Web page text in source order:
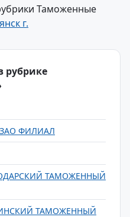
Таможенные
г.
рубрике
ФИЛИАЛ
ТАМОЖЕННЫЙ
ТАМОЖЕННЫЙ